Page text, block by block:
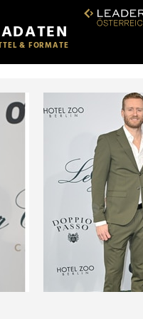
und Analysen weiter.
ihnen bereitgestellt